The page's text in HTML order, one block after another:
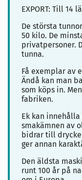
EXPORT: Till 14
De största
50 kilo. De
privatpersoner.
tunna.
Få exemplar av
Ändå kan man
som köps in.
fabriken.
Ek kan
smakämnen av
bidrar till
ger annan
Den äldsta
runt 100 år på